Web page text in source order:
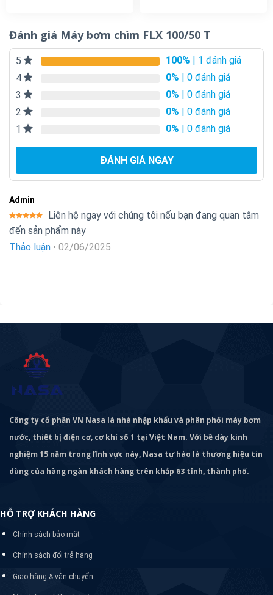
Đánh giá Máy bơm chìm FLX 100/50 T
5 100% | 1 đánh giá
4
0% | 0 đánh giá
3
0% | 0 đánh giá
2
0% | 0 đánh giá
1
0% | 0 đánh giá
ĐÁNH GIÁ NGAY
Admin
Được xếp
hạng
55
Liên hệ ngay với chúng tôi nếu bạn đang quan tâm
đến sản phẩm này
Thảo luận • 02/06/2025
Công ty cổ phần VN Nasa là nhà nhập khẩu và phân phối máy bơm
nước, thiết bị điện cơ, cơ khí số 1 tại Việt Nam. Với bề dày kinh
nghiệm 15 năm trong lĩnh vực này, Nasa tự hào là thương hiệu tin
dùng của hàng ngàn khách hàng trên khắp 63 tỉnh, thành phố.
HỖ TRỢ KHÁCH HÀNG
Chính sách bảo mật
Chính sách đổi trả hàng
Giao hàng & vận chuyển